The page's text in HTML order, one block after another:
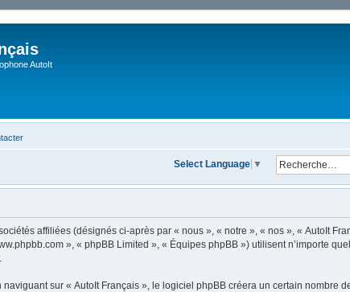
AutoIt
Select Language ▼
affiliées (désignés ci-après par « nous », « notre », « nos », « AutoIt
», « phpBB Limited », « Équipes phpBB ») utilisent n’importe
sur « AutoIt Français », le logiciel phpBB créera un certain nombre